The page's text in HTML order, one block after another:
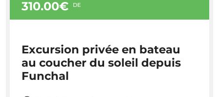
310.00€ DE
Excursion privée en bateau
au coucher du soleil depuis
Funchal